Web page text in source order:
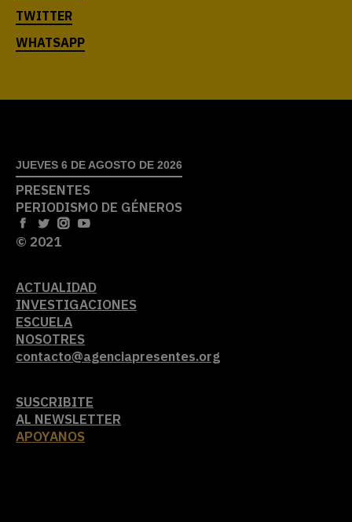
JUEVES 6 DE AGOSTO DE 2026
PRESENTES
PERIODISMO DE GÉNEROS
© 2021
ACTUALIDAD
INVESTIGACIONES
ESCUELA
NOSOTRES
contacto@agenciapresentes.org
SUSCRIBITE
AL NEWSLETTER
APOYANOS